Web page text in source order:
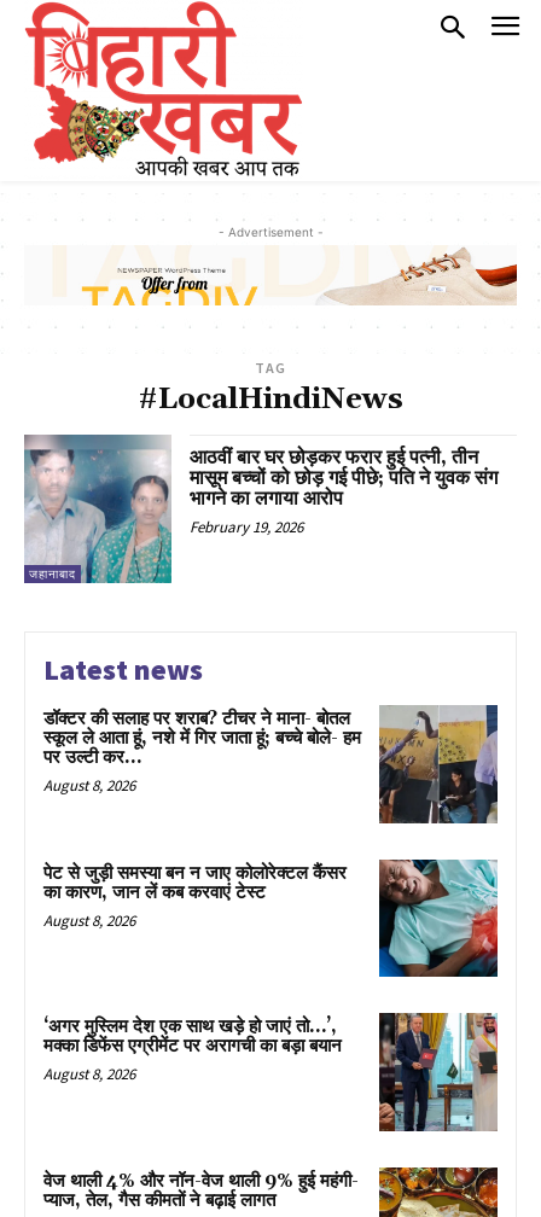
- Advertisement -
TAG
#LocalHindiNews
जहानाबाद
आठवीं बार घर छोड़कर फरार हुई पत्नी, तीन
मासूम बच्चों को छोड़ गई पीछे; पति ने युवक संग
भागने का लगाया आरोप
February 19, 2026
Latest news
डॉक्टर की सलाह पर शराब? टीचर ने माना- बोतल
स्कूल ले आता हूं, नशे में गिर जाता हूं; बच्चे बोले- हम
पर उल्टी कर...
August 8, 2026
पेट से जुड़ी समस्या बन न जाए कोलोरेक्टल कैंसर
का कारण, जान लें कब करवाएं टेस्ट
August 8, 2026
‘अगर मुस्लिम देश एक साथ खड़े हो जाएं तो…’,
मक्का डिफेंस एग्रीमेंट पर अरागची का बड़ा बयान
August 8, 2026
वेज थाली 4% और नॉन-वेज थाली 9% हुई महंगी-
प्याज, तेल, गैस कीमतों ने बढ़ाई लागत